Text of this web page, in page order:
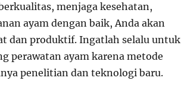
menjaga kesehatan,
ayam dengan baik, Anda akan
dan produktif. Ingatlah selalu untuk
perawatan ayam karena metode
penelitian dan teknologi baru.